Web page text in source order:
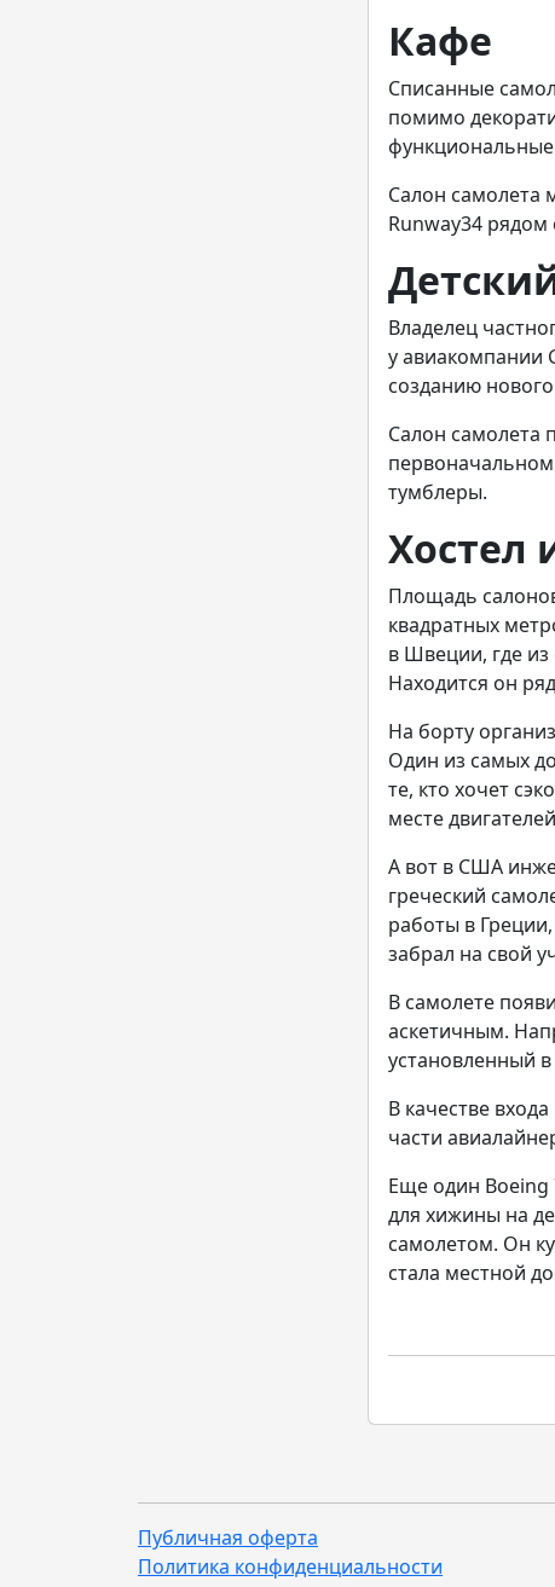
Кафе
Списанные
помимо
Салон самолета
Runway34
Владелец
у авиакомпании
созданию
Салон самолета
тумблеры.
Хостел
Площадь
квадратных
в Швеции, где из
Находится он
На борту
Один из самых
те, кто хочет
месте
А вот в США
греческий
работы в Греции,
забрал на свой
В самолете
аскетичным.
установленный
В качестве
части
Еще один Boeing
для хижины на
самолетом. Он
стала местной
Публичная оферта
Политика конфиденциальности